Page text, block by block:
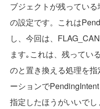
ブジェクトが残ってい
の設定です。これは
し、今回は、
ます｡これは、残ってい
のと置き換える処理を
ーションで
指定したほうがいいでし